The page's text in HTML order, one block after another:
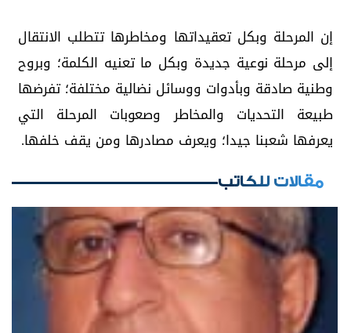
إن المرحلة وبكل تعقيداتها ومخاطرها تتطلب الانتقال
إلى مرحلة نوعية جديدة وبكل ما تعنيه الكلمة؛ وبروح
وطنية صادقة وبأدوات ووسائل نضالية مختلفة؛ تفرضها
طبيعة التحديات والمخاطر وصعوبات المرحلة التي
يعرفها شعبنا جيدا؛ ويعرف مصادرها ومن يقف خلفها.
مقالات للكاتب